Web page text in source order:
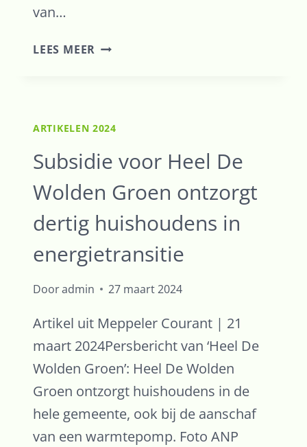
van…
LEES MEER BEWONERS
50%
TOT
70%
MET
EN
ARTIKELEN 2024
Subsidie voor Heel De
Wolden Groen ontzorgt
dertig huishoudens in
energietransitie
Dooradmin 27 maart 2024
Artikel uit Meppeler Courant | 21
maart 2024Persbericht van ‘Heel De
Wolden Groen’: Heel De Wolden
Groen ontzorgt huishoudens in de
hele gemeente, ook bij de aanschaf
van een warmtepomp. Foto ANP